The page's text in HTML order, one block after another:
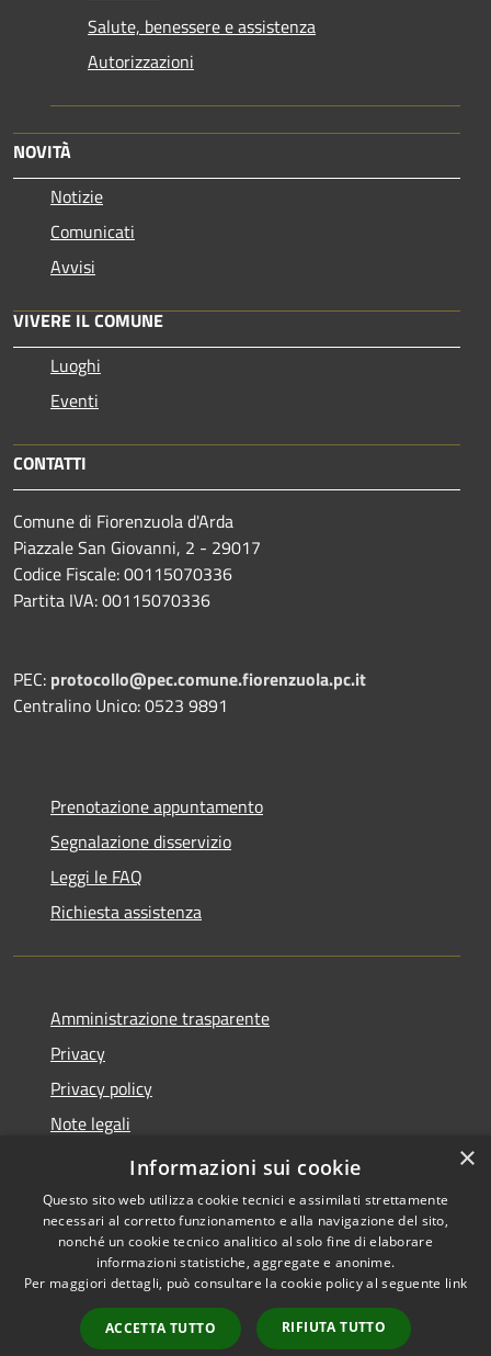
Salute, benessere e assistenza
Autorizzazioni
NOVITÀ
Notizie
Comunicati
Avvisi
VIVERE IL COMUNE
Luoghi
Eventi
CONTATTI
Comune di Fiorenzuola d'Arda
Piazzale San Giovanni, 2 - 29017
Codice Fiscale: 00115070336
Partita IVA: 00115070336
PEC: protocollo@pec.comune.fiorenzuola.pc.it
Centralino Unico: 0523 9891
Prenotazione appuntamento
Segnalazione disservizio
Leggi le FAQ
Richiesta assistenza
Amministrazione trasparente
Privacy
Privacy policy
Note legali
Dichiarazione di accessibilità
Accessibilità
Copyright © 2026 • Comune di
Fiorenzuola d'Arda • Powered
byMunicipium
Accesso
redazione
×
Informazioni sui cookie
Questo sito web utilizza cookie tecnici e assimilati strettamente
necessari al corretto funzionamento e alla navigazione del sito,
nonché un cookie tecnico analitico al solo fine di elaborare
informazioni statistiche, aggregate e anonime.
Per maggiori dettagli, può consultare la cookie policy al seguente link
ACCETTA TUTTO RIFIUTA TUTTO